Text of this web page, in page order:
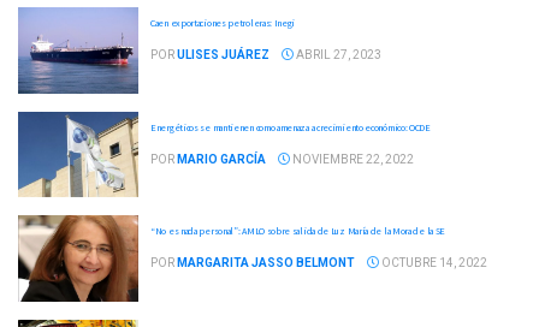
Caen exportaciones petroleras: Inegi
PORULISES JUÁREZ ABRIL 27, 2023
Energéticos se mantienen como amenaza a crecimiento económico: OCDE
POR MARIO GARCÍA NOVIEMBRE 22, 2022
“No es nada personal”: AMLO sobre salida de Luz María de la Mora de la SE
POR MARGARITA JASSO BELMONT OCTUBRE 14, 2022